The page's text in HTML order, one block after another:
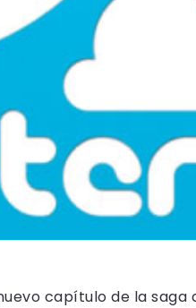
capítulo de la saga